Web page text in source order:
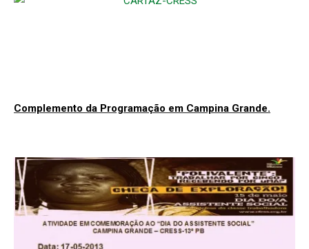
Complemento da Programação em Campina Grande.